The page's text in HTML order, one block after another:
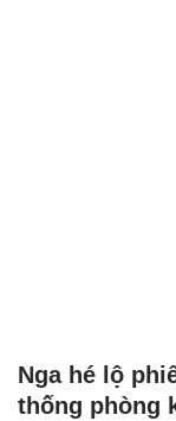
Nga hé lộ
thống phòng